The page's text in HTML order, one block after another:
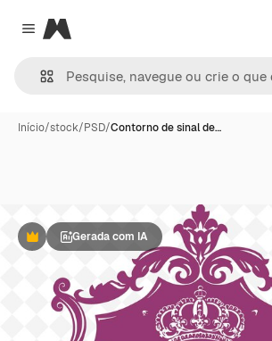
Close menu
Magnific
Início/stock/PSD/Contorno de sinal de…
PremiumGerada com IA